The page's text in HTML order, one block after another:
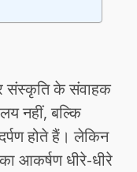
संस्कृति के संवाहक
नहीं, बल्कि
होते हैं। लेकिन
आकर्षण धीरे-धीरे